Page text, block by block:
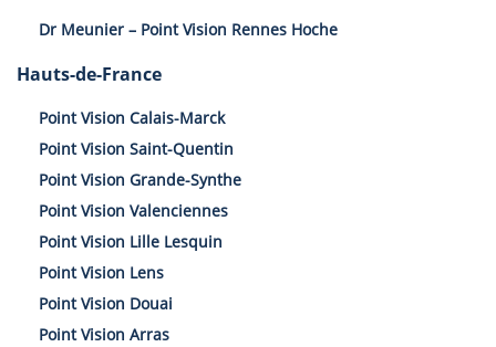
Dr Meunier – Point Vision Rennes Hoche
Hauts-de-France
Point Vision Calais-Marck
Point Vision Saint-Quentin
Point Vision Grande-Synthe
Point Vision Valenciennes
Point Vision Lille Lesquin
Point Vision Lens
Point Vision Douai
Point Vision Arras